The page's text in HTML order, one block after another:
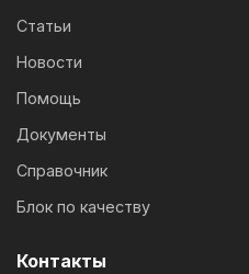
Статьи
Новости
Помощь
Документы
Справочник
Блок по качеству
Контакты